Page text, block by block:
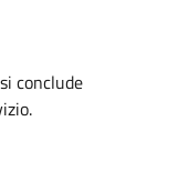
conclude